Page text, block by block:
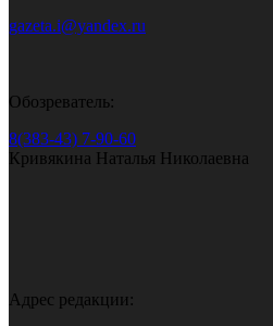
gazeta.i@yandex.ru
Обозреватель:
8(383-43) 7-90-60
Кривякина Наталья Николаевна
Адрес редакции: